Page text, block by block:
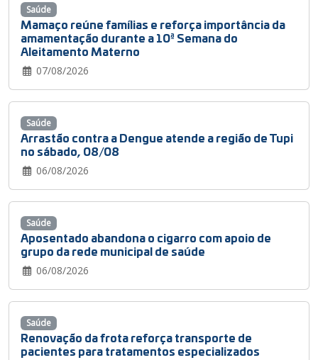
Mamaço reúne famílias e reforça importância da
amamentação durante a 10ª Semana do
Aleitamento Materno
07/08/2026
Saúde
Arrastão contra a Dengue atende a região de Tupi
no sábado, 08/08
06/08/2026
Saúde
Aposentado abandona o cigarro com apoio de
grupo da rede municipal de saúde
06/08/2026
Saúde
Renovação da frota reforça transporte de
pacientes para tratamentos especializados
Saúde